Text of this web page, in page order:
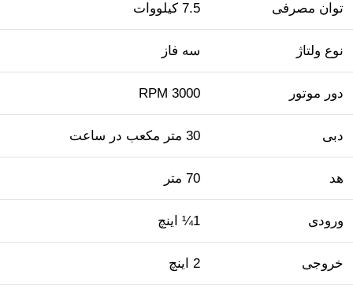
توان مصرفی 7.5 کیلووات
نوع ولتاژ سه فاز
دور موتور 3000 RPM
دبی 30 متر مکعب در ساعت
هد 70 متر
ورودی 1¼ اینچ
خروجی 2 اینچ